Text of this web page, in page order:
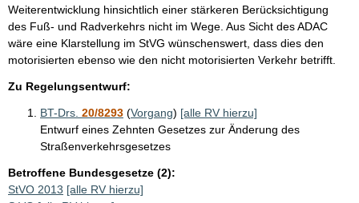
Weiterentwicklung hinsichtlich einer stärkeren Berücksichtigung
des Fuß- und Radverkehrs nicht im Wege. Aus Sicht des ADAC
wäre eine Klarstellung im StVG wünschenswert, dass dies den
motorisierten ebenso wie den nicht motorisierten Verkehr betrifft.
Zu Regelungsentwurf:
BT-Drs. 20/8293 (Vorgang) [alle RV hierzu]
Entwurf eines Zehnten Gesetzes zur Änderung des
Straßenverkehrsgesetzes
Betroffene Bundesgesetze (2):
StVO 2013 [alle RV hierzu]